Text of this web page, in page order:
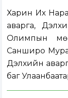
Харин Их
аварга,
Олимпын
Санширо
Дэлхийн
баг